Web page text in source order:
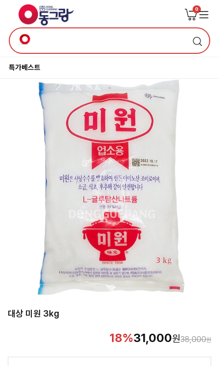
0
특가베스트
대상 미원 3kg
18% 38,000원
31,000원